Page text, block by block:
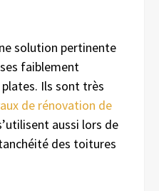
solution pertinente
faiblement
Ils sont très
de rénovation de
aussi lors de
des toitures